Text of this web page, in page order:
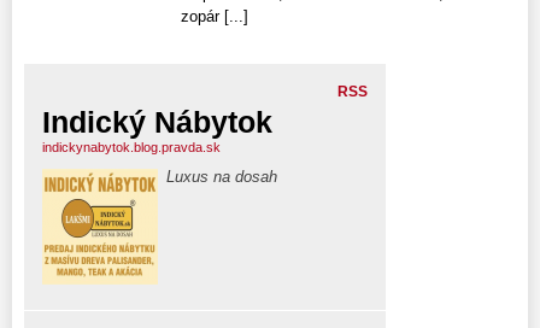
zopár [...]
RSS
Indický Nábytok
indickynabytok.blog.pravda.sk
Luxus na dosah